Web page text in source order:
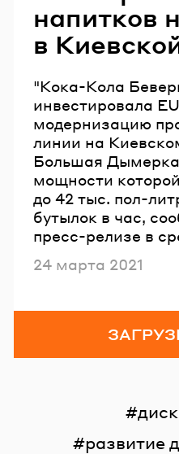
напитков
в
"Кока-Кола
инвестировала
модернизацию
линии на
Большая
мощности
до 42 тыс. пол-
бутылок в час,
пресс-релизе в
Опубликовано
24 марта 2021
развитие